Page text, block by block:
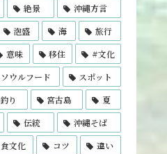
絶景
沖縄方言
泡盛 海
旅行
意味 移住
#文化
ソウルフード
スポット
釣り 宮古島
夏
伝統
沖縄そば
食文化 コツ
違い